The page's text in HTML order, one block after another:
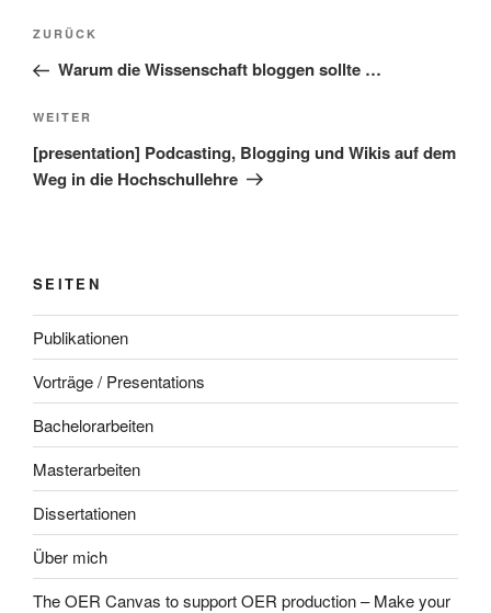
Beitragsnavigation
Vorheriger
Beitrag
ZURÜCK
Warum die Wissenschaft bloggen sollte …
Nächster
Beitrag
WEITER
[presentation] Podcasting, Blogging und Wikis auf dem
Weg in die Hochschullehre
SEITEN
Publikationen
Vorträge / Presentations
Bachelorarbeiten
Masterarbeiten
Dissertationen
Über mich
The OER Canvas to support OER production – Make your